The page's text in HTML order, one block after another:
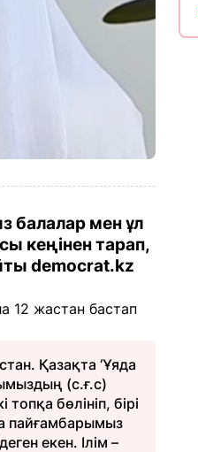
балалар мен ұл
кеңінен тарап,
democrat.kz
12 жастан бастап
Қазақта ‘Ұяда
(с.ғ.с)
бөлініп, бірі
пайғамбарымыз
екен. Ілім –